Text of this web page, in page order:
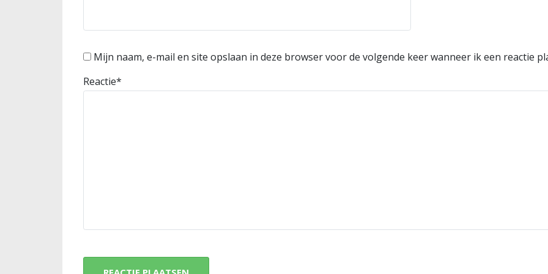
Mijn naam, e-mail en site opslaan in deze browser voor de volgende keer wanneer ik een reactie
Reactie*